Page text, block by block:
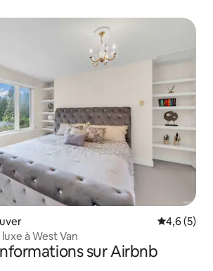
Évaluation
4,6 (5)
à West Van
sur Airbnb